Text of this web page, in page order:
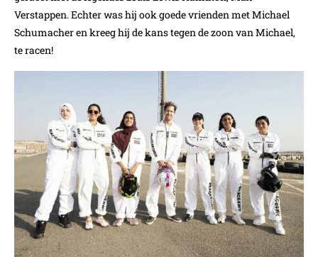
Verstappen. Echter was hij ook goede vrienden met Michael
Schumacher en kreeg hij de kans tegen de zoon van Michael,
te racen!